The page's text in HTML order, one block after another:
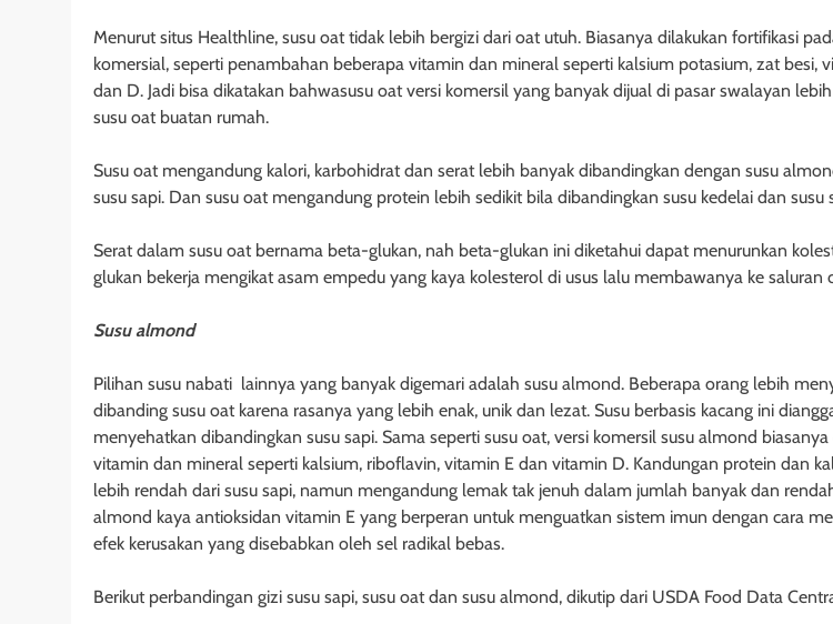
Menurut situs Healthline, susu oat tidak lebih bergizi dari oat utuh. Biasanya dilakukan fortifikasi
komersial, seperti penambahan beberapa vitamin dan mineral seperti kalsium potasium, zat besi,
dan D. Jadi bisa dikatakan bahwasusu oat versi komersil yang banyak dijual di pasar swalayan
susu oat buatan rumah.
Susu oat mengandung kalori, karbohidrat dan serat lebih banyak dibandingkan dengan susu
susu sapi. Dan susu oat mengandung protein lebih sedikit bila dibandingkan susu kedelai dan susu
Serat dalam susu oat bernama beta-glukan, nah beta-glukan ini diketahui dapat menurunkan
glukan bekerja mengikat asam empedu yang kaya kolesterol di usus lalu membawanya ke saluran
Susu almond
Pilihan susu nabati lainnya yang banyak digemari adalah susu almond. Beberapa orang lebih
dibanding susu oat karena rasanya yang lebih enak, unik dan lezat. Susu berbasis kacang ini
menyehatkan dibandingkan susu sapi. Sama seperti susu oat, versi komersil susu almond
vitamin dan mineral seperti kalsium, riboflavin, vitamin E dan vitamin D. Kandungan protein dan
lebih rendah dari susu sapi, namun mengandung lemak tak jenuh dalam jumlah banyak dan
almond kaya antioksidan vitamin E yang berperan untuk menguatkan sistem imun dengan cara
efek kerusakan yang disebabkan oleh sel radikal bebas.
Berikut perbandingan gizi susu sapi, susu oat dan susu almond, dikutip dari USDA Food Data